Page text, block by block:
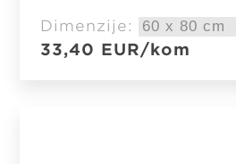
Dimenzije:
33,40 EUR/kom